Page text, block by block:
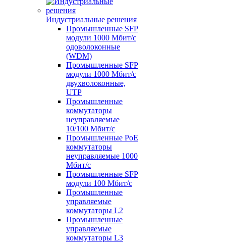
Индустриальные решения
Промышленные SFP
модули 1000 Мбит/c
одоволоконные
(WDM)
Промышленные SFP
модули 1000 Мбит/c
двухволоконные,
UTP
Промышленные
коммутаторы
неуправляемые
10/100 Мбит/с
Промышленные PoE
коммутаторы
неуправляемые 1000
Мбит/с
Промышленные SFP
модули 100 Мбит/c
Промышленные
управляемые
коммутаторы L2
Промышленные
управляемые
коммутаторы L3